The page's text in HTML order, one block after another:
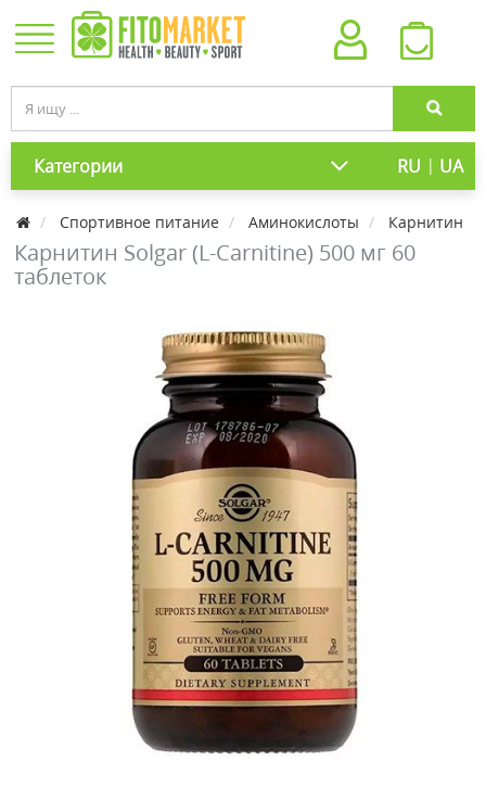
Категории RU | UA
Спортивное питание Аминокислоты Карнитин
Карнитин Solgar (L-Carnitine) 500 мг 60
таблеток